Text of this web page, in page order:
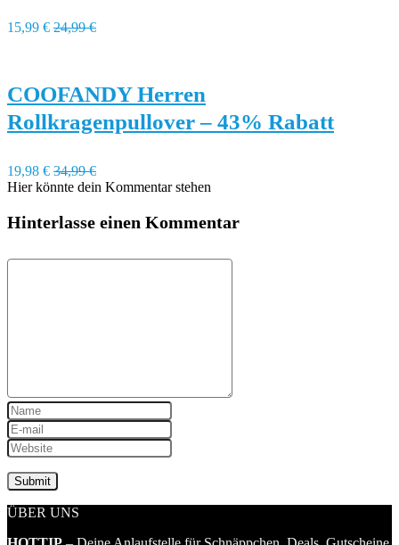
15,99 € 24,99 €
COOFANDY Herren
Rollkragenpullover – 43% Rabatt
19,98 € 34,99 €
Hier könnte dein Kommentar stehen
Hinterlasse einen Kommentar
ÜBER UNS